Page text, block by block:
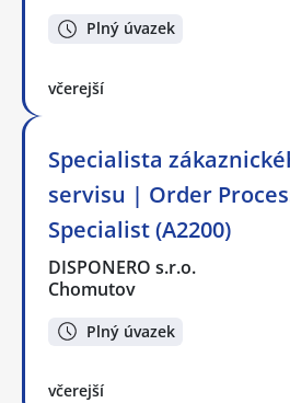
Plný úvazek
včerejší
Specialista
servisu | Order
Specialist (A2200)
DISPONERO s.r.o.
Chomutov
Plný úvazek
včerejší